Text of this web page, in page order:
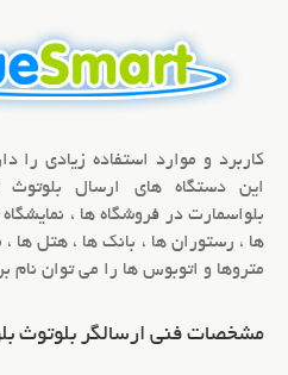
کاربرد و موارد استفاده زیادی را
این دستگاه های ارسال بلوتوث
بلواسمارت در فروشگاه ها ،
ها ، رستوران ها ، بانک ها ، هتل ها ،
متروها و اتوبوس ها را می توان نام
مشخصات فنی ارسالگر بلوتوث